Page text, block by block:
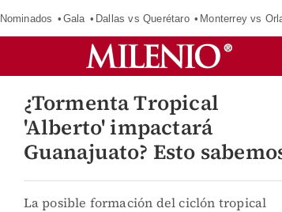
Nominados Gala Dallas vs Querétaro Monterrey vs
¿Tormenta Tropical
'Alberto' impactará
Guanajuato? Esto
La posible formación del ciclón tropical